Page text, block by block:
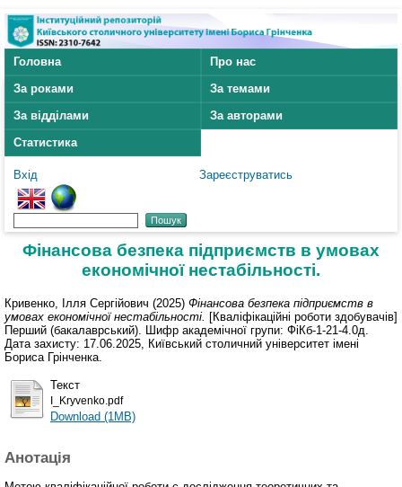
Головна
Про нас
За роками
За темами
За відділами
За авторами
Статистика
Вхід Зареєструватись
Фінансова безпека підприємств в умовах
економічної нестабільності.
Кривенко, Ілля Сергійович (2025) Фінансова безпека підприємств в
умовах економічної нестабільності.
[Кваліфікаційні роботи здобувачів]
Перший (бакалаврський). Шифр академічної групи: ФіКб-1-21-4.0д.
Дата захисту: 17.06.2025, Київський столичний університет імені
Бориса Грінченка.
Текст
I_Kryvenko.pdf
Download (1MB)
Анотація